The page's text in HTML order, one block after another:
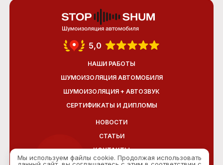
5,0
НАШИ РАБОТЫ
ШУМОИЗОЛЯЦИЯ АВТОМОБИЛЯ
ШУМОИЗОЛЯЦИЯ + АВТОЗВУК
СЕРТИФИКАТЫ И ДИПЛОМЫ
НОВОСТИ
СТАТЬИ
КОНТАКТЫ
Мы используем файлы cookie. Продолжая использовать